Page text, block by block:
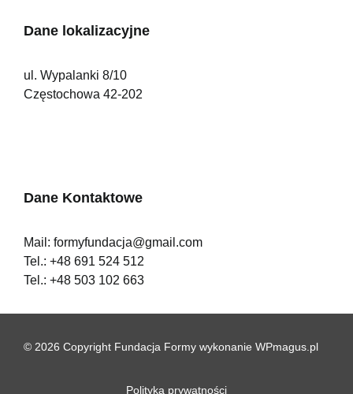
Dane lokalizacyjne
ul. Wypalanki 8/10
Częstochowa 42-202
Dane Kontaktowe
Mail: formyfundacja@gmail.com
Tel.: +48 691 524 512
Tel.: +48 503 102 663
© 2026 Copyright Fundacja Formy wykonanie WPmagus.pl
Polityka prywatności